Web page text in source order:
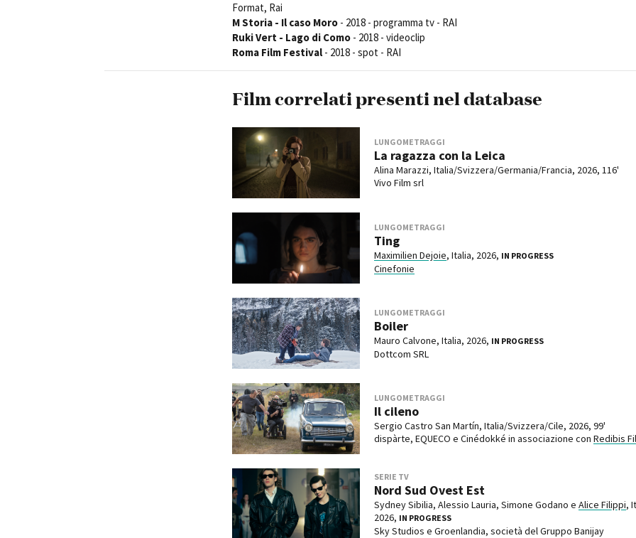
Format, Rai
M Storia - Il caso Moro- 2018 - programma tv - RAI
Ruki Vert - Lago di Como- 2018 - videoclip
Roma Film Festival- 2018 - spot - RAI
Film correlati presenti nel database
LUNGOMETRAGGI
La ragazza con la Leica
Alina Marazzi, Italia/Svizzera/Germania/Francia, 2026, 116'
Vivo Film srl
LUNGOMETRAGGI
Ting
Maximilien Dejoie, Italia, 2026, IN PROGRESS
Cinefonie
LUNGOMETRAGGI
Boiler
Mauro Calvone, Italia, 2026, IN PROGRESS
Dottcom SRL
LUNGOMETRAGGI
Il cileno
Sergio Castro San Martín, Italia/Svizzera/Cile, 2026, 99'
dispàrte, EQUECO e Cinédokké in associazione con Redibis
SERIE TV
Nord Sud Ovest Est
Sydney Sibilia, Alessio Lauria, Simone Godano e Alice Filippi,
2026, IN PROGRESS
Sky Studios e Groenlandia, società del Gruppo Banijay